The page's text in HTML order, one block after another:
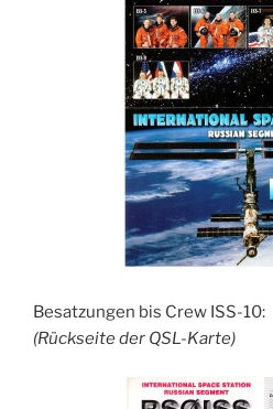
Besatzungen bis Crew ISS-10:
(Rückseite der QSL-Karte)